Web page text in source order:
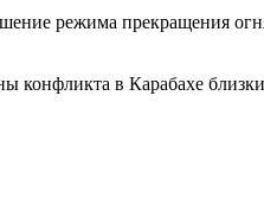
режима прекращения
в Карабахе